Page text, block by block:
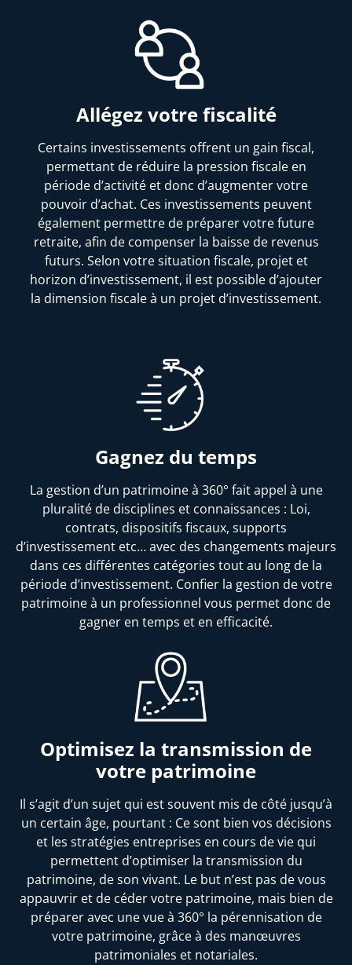
Allégez votre fiscalité
Certains investissements offrent un gain fiscal,
permettant de réduire la pression fiscale en
période d’activité et donc d’augmenter votre
pouvoir d’achat. Ces investissements peuvent
également permettre de préparer votre future
retraite, afin de compenser la baisse de revenus
futurs. Selon votre situation fiscale, projet et
horizon d’investissement, il est possible d’ajouter
la dimension fiscale à un projet d’investissement.
Gagnez du temps
La gestion d’un patrimoine à 360° fait appel à une
pluralité de disciplines et connaissances : Loi,
contrats, dispositifs fiscaux, supports
d’investissement etc… avec des changements majeurs
dans ces différentes catégories tout au long de la
période d’investissement. Confier la gestion de votre
patrimoine à un professionnel vous permet donc de
gagner en temps et en efficacité.
Optimisez la transmission de
votre patrimoine
Il s’agit d’un sujet qui est souvent mis de côté jusqu’à
un certain âge, pourtant : Ce sont bien vos décisions
et les stratégies entreprises en cours de vie qui
permettent d’optimiser la transmission du
patrimoine, de son vivant. Le but n’est pas de vous
appauvrir et de céder votre patrimoine, mais bien de
préparer avec une vue à 360° la pérennisation de
votre patrimoine, grâce à des manœuvres
patrimoniales et notariales.